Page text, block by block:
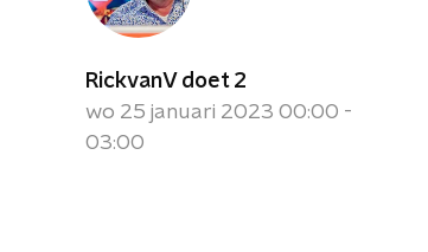
RickvanV doet 2
wo 25 januari 2023 00:00 -
03:00